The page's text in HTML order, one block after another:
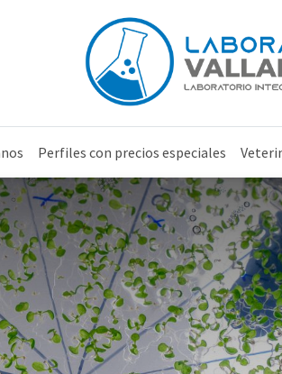
Perfiles con precios especiales